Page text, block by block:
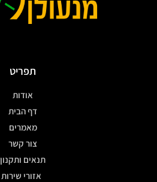
תפריט
אודות
דף הבית
מאמרים
צור קשר
תנאים ותקנון
אזורי שירות